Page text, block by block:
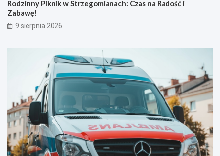
e
l
o
ś
ć
Z
a
b
Rodzinny Piknik w Strzegomianach: Czas na Radość i
Zabawę!
9 sierpnia 2026